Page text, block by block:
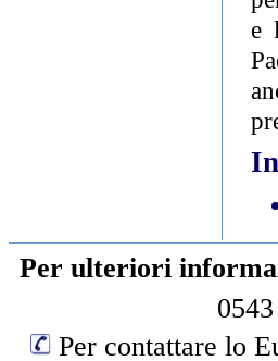
e
Per ulteriori
Per contattare lo